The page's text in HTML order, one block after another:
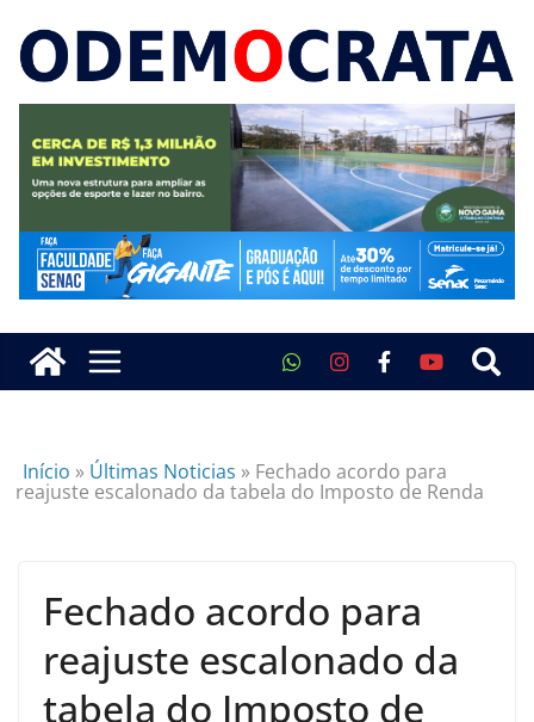
Início » Últimas Noticias » Fechado acordo para
reajuste escalonado da tabela do Imposto de Renda
Fechado acordo para
reajuste escalonado da
tabela do Imposto de